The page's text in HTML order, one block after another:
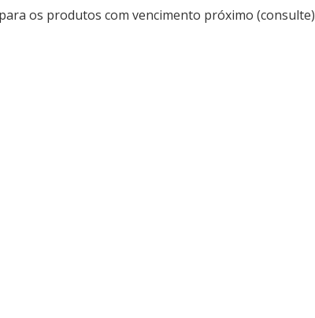
os produtos com vencimento próximo (consulte)